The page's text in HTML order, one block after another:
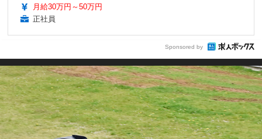
月給30万円～50万円
正社員
Sponsored by